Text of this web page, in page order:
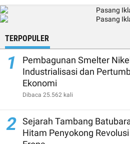
TERPOPULER
1
Pembagunan Smelter
Industrialisasi dan
Ekonomi
Dibaca 25.562 kali
2 Sejarah Tambang
Hitam Penyokong